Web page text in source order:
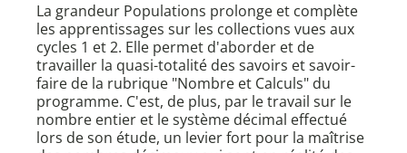
La grandeur Populations prolonge et complète
les apprentissages sur les collections vues aux
cycles 1 et 2. Elle permet d'aborder et de
travailler la quasi-totalité des savoirs et savoir-
faire de la rubrique "Nombre et Calculs" du
programme. C'est, de plus, par le travail sur le
nombre entier et le système décimal effectué
lors de son étude, un levier fort pour la maîtrise